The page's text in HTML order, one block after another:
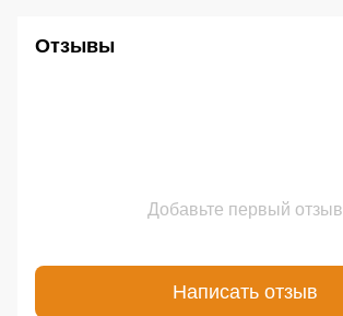
Отзывы
Добавьте первый отзыв
Написать отзыв